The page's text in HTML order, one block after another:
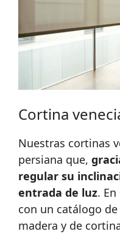
Cortina
Nuestras cortinas
persiana que,
regular su
entrada de luz.
con un catálogo
madera y de